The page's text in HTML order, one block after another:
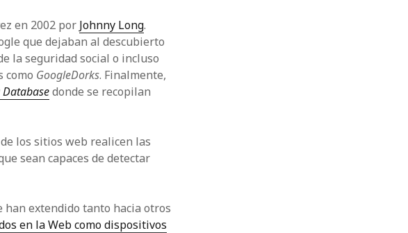
en 2002 por Johnny Long.
que dejaban al descubierto
la seguridad social o incluso
como GoogleDorks. Finalmente,
donde se recopilan
los sitios web realicen las
sean capaces de detectar
han extendido tanto hacia otros
en la Web como dispositivos